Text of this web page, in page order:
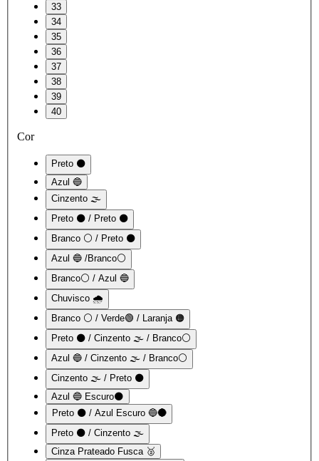
33
34
35
36
37
38
39
40
Cor
Preto ⚫
Azul 🔵
Cinzento 🌫️
Preto ⚫ / Preto ⚫
Branco ⚪ / Preto ⚫
Azul 🔵 /Branco⚪
Branco⚪ / Azul 🔵
Chuvisco 🌧️
Branco ⚪ / Verde🟢 / Laranja 🟠
Preto ⚫ / Cinzento 🌫️ / Branco⚪
Azul 🔵 / Cinzento 🌫️ / Branco⚪
Cinzento 🌫️ / Preto ⚫
Azul 🔵 Escuro🌑
Preto ⚫ / Azul Escuro 🔵🌑
Preto ⚫ / Cinzento 🌫️
Cinza Prateado Fusca 🥈